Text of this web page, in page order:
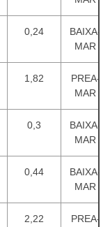
0,24
BAIXA-
MAR
1,82
PREA-
MAR
0,3
BAIXA-
MAR
0,44
BAIXA-
MAR
2,22
PREA-